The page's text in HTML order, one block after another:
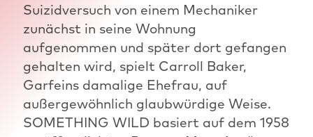
Suizidversuch von einem Mechaniker
zunächst in seine Wohnung
aufgenommen und später dort gefangen
gehalten wird, spielt Carroll Baker,
Garfeins damalige Ehefrau, auf
außergewöhnlich glaubwürdige Weise.
SOMETHING WILD basiert auf dem 1958